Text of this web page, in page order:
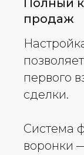
Полный
продаж
первого
сделки.
Система
воронки